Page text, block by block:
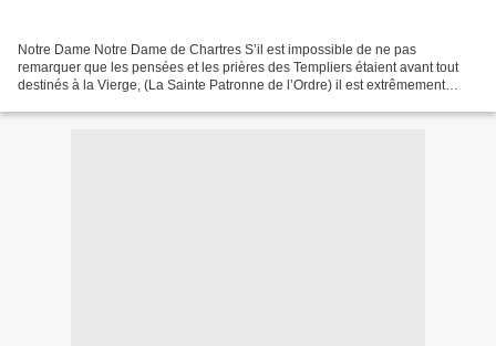
Notre Dame Notre Dame de Chartres S’il est impossible de ne pas
remarquer que les pensées et les prières des Templiers étaient avant tout
destinés à la Vierge, (La Sainte Patronne de l’Ordre) il est extrêmement